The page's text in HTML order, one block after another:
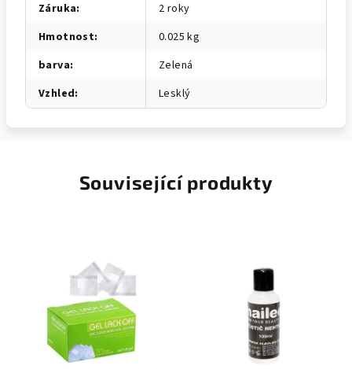
Záruka:
2 roky
Hmotnost:
0.025 kg
barva:
Zelená
Vzhled: Lesklý
Související produkty